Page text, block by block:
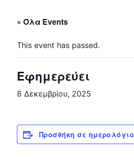
« Όλα Events
This event has passed.
Εφημερεύει
8 Δεκεμβρίου, 2025
Προσθήκη σε ημερολόγιο